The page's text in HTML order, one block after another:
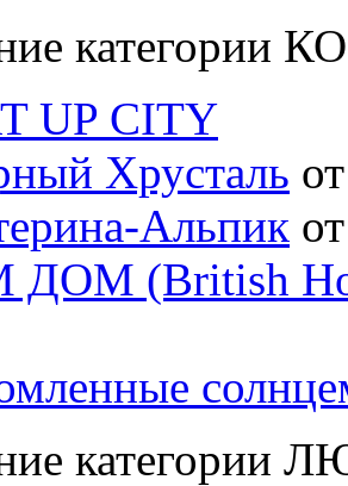
категории
UP CITY
Хрусталь
Альпик
(British
категории